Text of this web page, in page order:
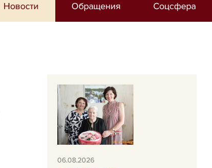
Новости Обращения Соцсфера
06.08.2026